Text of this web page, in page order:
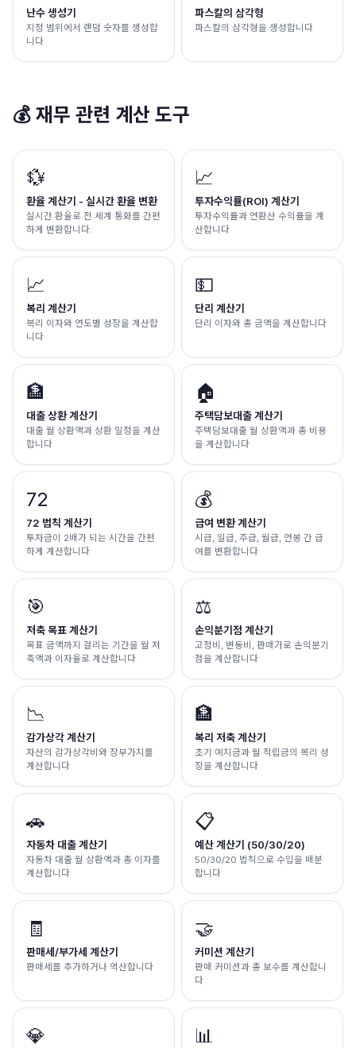
난수 생성기
지정 범위에서 랜덤 숫자를 생성합
니다
파스칼의 삼각형
파스칼의 삼각형을 생성합니다
💰 재무 관련 계산 도구
💱
환율 계산기 - 실시간 환율 변환
실시간 환율로 전 세계 통화를 간편
하게 변환합니다.
📈
투자수익률(ROI) 계산기
투자수익률과 연환산 수익률을 계
산합니다
📈
복리 계산기
복리 이자와 연도별 성장을 계산합
니다
💵
단리 계산기
단리 이자와 총 금액을 계산합니다
🏦
대출 상환 계산기
대출 월 상환액과 상환 일정을 계산
합니다
🏠
주택담보대출 계산기
주택담보대출 월 상환액과 총 비용
을 계산합니다
72
72 법칙 계산기
투자금이 2배가 되는 시간을 간편
하게 계산합니다
💰
급여 변환 계산기
시급, 일급, 주급, 월급, 연봉 간 급
여를 변환합니다
🎯
저축 목표 계산기
목표 금액까지 걸리는 기간을 월 저
축액과 이자율로 계산합니다
⚖️
손익분기점 계산기
고정비, 변동비, 판매가로 손익분기
점을 계산합니다
📉
감가상각 계산기
자산의 감가상각비와 장부가치를
계산합니다
🏦
복리 저축 계산기
초기 예치금과 월 적립금의 복리 성
장을 계산합니다
🚗
자동차 대출 계산기
자동차 대출 월 상환액과 총 이자를
계산합니다
📋
예산 계산기 (50/30/20)
50/30/20 법칙으로 수입을 배분
합니다
🧾
판매세/부가세 계산기
판매세를 추가하거나 역산합니다
🤝
커미션 계산기
판매 커미션과 총 보수를 계산합니
다
💎 📊